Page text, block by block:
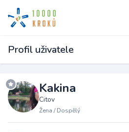
Profil uživatele
Kakina
Citov
Žena / Dospělý